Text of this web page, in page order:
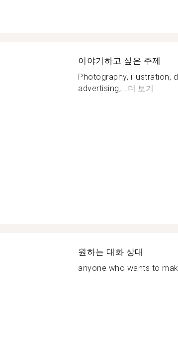
이야기하고 싶은 주제
Photography, illustration,
advertising,...더 보기
원하는 대화 상대
anyone who wants to